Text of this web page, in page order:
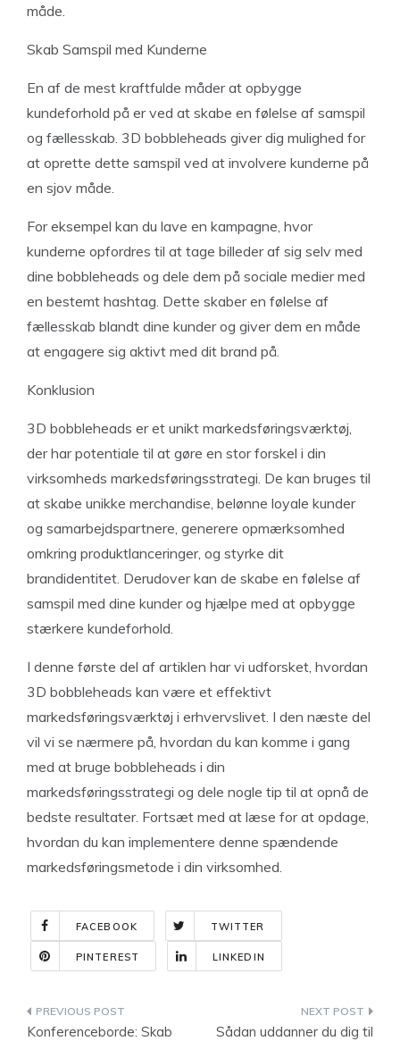
måde.
Skab Samspil med Kunderne
En af de mest kraftfulde måder at opbygge
kundeforhold på er ved at skabe en følelse af samspil
og fællesskab. 3D bobbleheads giver dig mulighed for
at oprette dette samspil ved at involvere kunderne på
en sjov måde.
For eksempel kan du lave en kampagne, hvor
kunderne opfordres til at tage billeder af sig selv med
dine bobbleheads og dele dem på sociale medier med
en bestemt hashtag. Dette skaber en følelse af
fællesskab blandt dine kunder og giver dem en måde
at engagere sig aktivt med dit brand på.
Konklusion
3D bobbleheads er et unikt markedsføringsværktøj,
der har potentiale til at gøre en stor forskel i din
virksomheds markedsføringsstrategi. De kan bruges til
at skabe unikke merchandise, belønne loyale kunder
og samarbejdspartnere, generere opmærksomhed
omkring produktlanceringer, og styrke dit
brandidentitet. Derudover kan de skabe en følelse af
samspil med dine kunder og hjælpe med at opbygge
stærkere kundeforhold.
I denne første del af artiklen har vi udforsket, hvordan
3D bobbleheads kan være et effektivt
markedsføringsværktøj i erhvervslivet. I den næste del
vil vi se nærmere på, hvordan du kan komme i gang
med at bruge bobbleheads i din
markedsføringsstrategi og dele nogle tip til at opnå de
bedste resultater. Fortsæt med at læse for at opdage,
hvordan du kan implementere denne spændende
markedsføringsmetode i din virksomhed.
FACEBOOK TWITTER
PINTEREST LINKEDIN
Indlægsnavigation
Konferenceborde: Skab
Sådan uddanner du dig til